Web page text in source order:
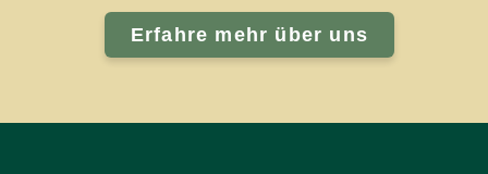
Erfahre mehr über uns